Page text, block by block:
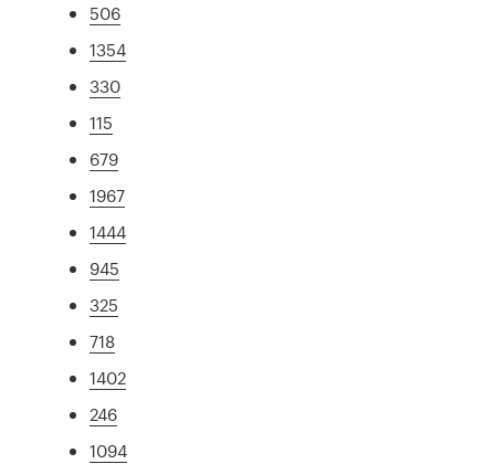
506
1354
330
115
679
1967
1444
945
325
718
1402
246
1094